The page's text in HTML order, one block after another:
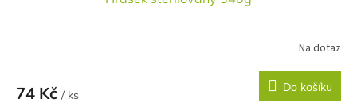
Na dotaz
74 Kč / ks
Do košíku